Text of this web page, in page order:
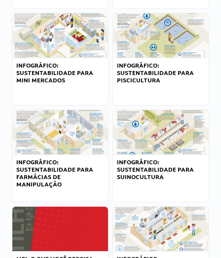
INFOGRÁFICO:
SUSTENTABILIDADE PARA
MINI MERCADOS
INFOGRÁFICO:
SUSTENTABILIDADE PARA
PISCICULTURA
INFOGRÁFICO:
SUSTENTABILIDADE PARA
FARMÁCIAS DE
MANIPULAÇÃO
INFOGRÁFICO:
SUSTENTABILIDADE PARA
SUINOCULTURA